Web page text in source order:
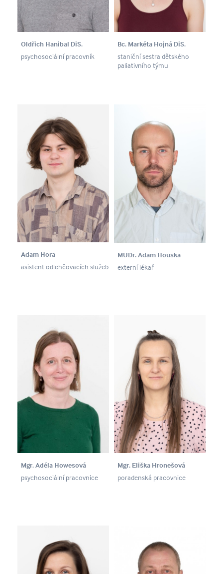
Oldřich Hanibal DiS.
psychosociální pracovník
Bc. Markéta Hojná DiS.
staniční sestra dětského
paliativního týmu
Adam Hora
asistent odlehčovacích služeb
MUDr. Adam Houska
externí lékař
Mgr. Adéla Howesová
psychosociální pracovnice
Mgr. Eliška Hronešová
poradenská pracovnice